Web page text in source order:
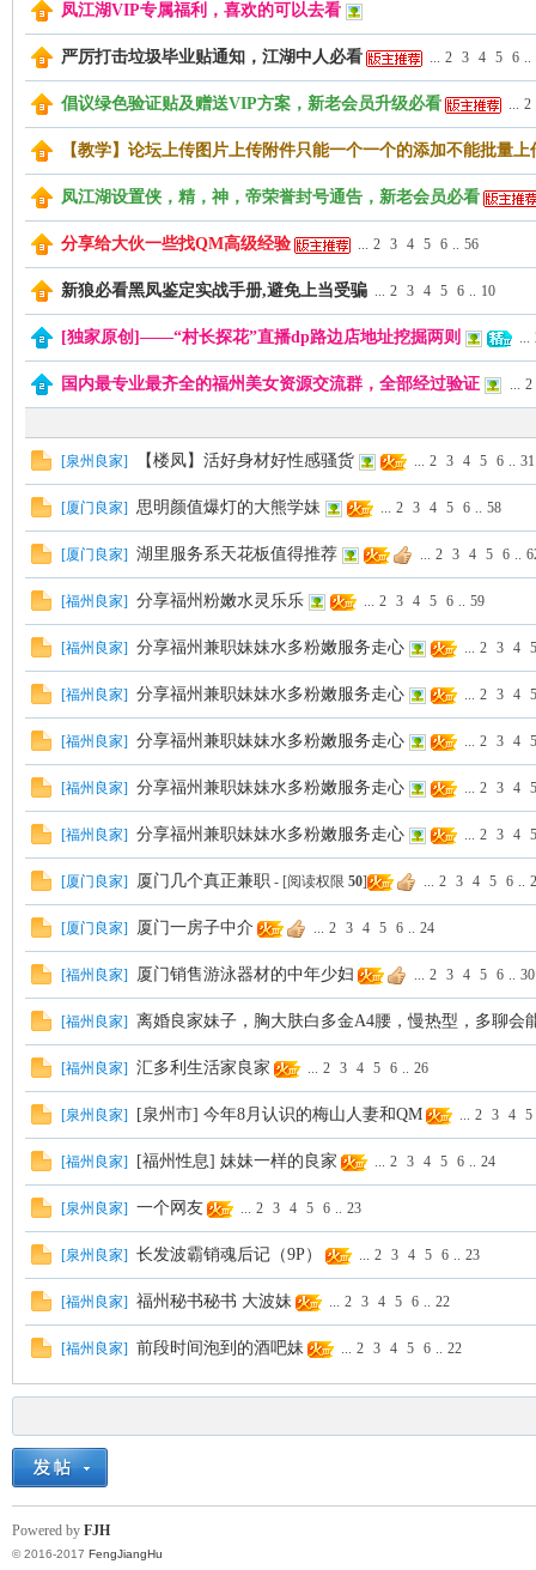
凤江湖VIP专属福利，喜欢的可以去看
严厉打击垃圾毕业贴通知，江湖中人必看 ... 2 3 4 5 6 ..
倡议绿色验证贴及赠送VIP方案，新老会员升级必看 ... 2
【教学】论坛上传图片上传附件只能一个一个的添加不能批量
凤江湖设置侠，精，神，帝荣誉封号通告，新老会员必看
分享给大伙一些找QM高级经验 ... 2 3 4 5 6 .. 56
新狼必看黑凤鉴定实战手册,避免上当受骗 ... 2 3 4 5 6 .. 10
[独家原创]——“村长探花”直播dp路边店地址挖掘两则 ...
国内最专业最齐全的福州美女资源交流群，全部经过验证 ... 2
[泉州良家] 【楼凤】活好身材好性感骚货 ... 2 3 4 5 6 .. 31
[厦门良家] 思明颜值爆灯的大熊学妹 ... 2 3 4 5 6 .. 58
[厦门良家] 湖里服务系天花板值得推荐 ... 2 3 4 5 6 ..
[福州良家] 分享福州粉嫩水灵乐乐 ... 2 3 4 5 6 .. 59
[福州良家] 分享福州兼职妹妹水多粉嫩服务走心 ... 2 3 4 5
[福州良家] 分享福州兼职妹妹水多粉嫩服务走心 ... 2 3 4 5
[福州良家] 分享福州兼职妹妹水多粉嫩服务走心 ... 2 3 4 5
[福州良家] 分享福州兼职妹妹水多粉嫩服务走心 ... 2 3 4 5
[福州良家] 分享福州兼职妹妹水多粉嫩服务走心 ... 2 3 4 5
[厦门良家] 厦门几个真正兼职 - [阅读权限 50] ... 2 3 4 5 6 ..
[厦门良家] 厦门一房子中介 ... 2 3 4 5 6 .. 24
[福州良家] 厦门销售游泳器材的中年少妇 ... 2 3 4 5 6 .. 30
[福州良家] 离婚良家妹子，胸大肤白多金A4腰，慢热型，多聊会
[福州良家] 汇多利生活家良家 ... 2 3 4 5 6 .. 26
[泉州良家] [泉州市] 今年8月认识的梅山人妻和QM ... 2 3 4 5
[福州良家] [福州性息] 妹妹一样的良家 ... 2 3 4 5 6 .. 24
[泉州良家] 一个网友 ... 2 3 4 5 6 .. 23
[泉州良家] 长发波霸销魂后记（9P） ... 2 3 4 5 6 .. 23
[福州良家] 福州秘书秘书 大波妹 ... 2 3 4 5 6 .. 22
[福州良家] 前段时间泡到的酒吧妹 ... 2 3 4 5 6 .. 22
Powered by FJH
© 2016-2017 FengJiangHu